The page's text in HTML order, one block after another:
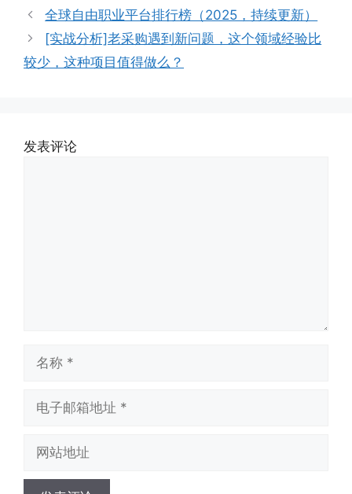
全球自由职业平台排行榜（2025，持续更新）
[实战分析]老采购遇到新问题，这个领域经验比
较少，这种项目值得做么？
发表评论
地
地